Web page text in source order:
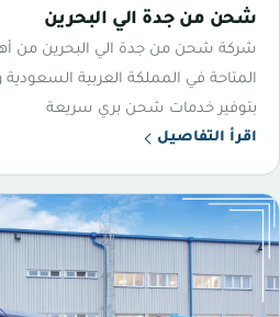
شحن من جدة الي البحرين
شركة شحن من جدة الي البحرين من
المتاحة في المملكة العربية السعودية
بتوفير خدمات شحن بري سريعة
اقرأ التفاصيل